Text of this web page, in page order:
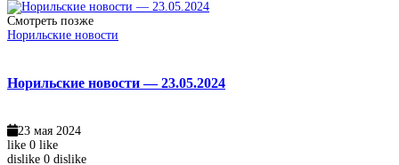
Смотреть позже
Норильские новости
Норильские новости — 23.05.2024
23 мая 2024
like 0 like
dislike 0 dislike